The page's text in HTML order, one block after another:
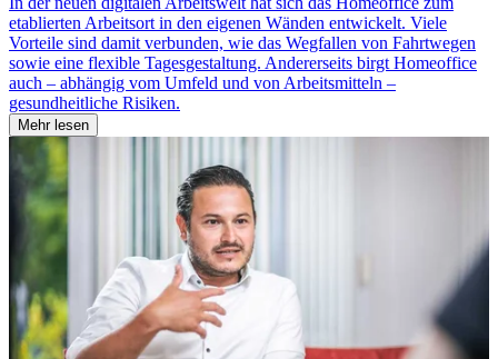
etablierten Arbeitsort in den eigenen Wänden entwickelt. Viele
Vorteile sind damit verbunden, wie das Wegfallen von Fahrtwegen
sowie eine flexible Tagesgestaltung. Andererseits birgt Homeoffice
auch – abhängig vom Umfeld und von Arbeitsmitteln –
gesundheitliche Risiken.
Mehr lesen